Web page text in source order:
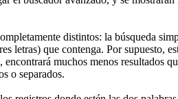
distintos: la búsqueda
letras) que contenga. Por supuesto,
muchos menos resultados
o separados.